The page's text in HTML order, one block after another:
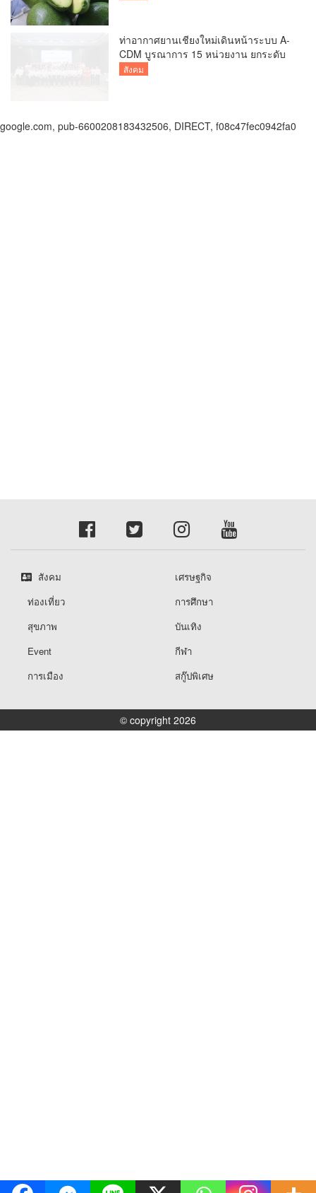
ท่าอากาศยานเชียงใหม่เดินหน้าระบบ A-
CDM บูรณาการ 15 หน่วยงาน ยกระดับ
การบริหารเที่ยวบินและบริการผู้โดยสาร
สังคม
google.com, pub-6600208183432506, DIRECT, f08c47fec0942fa0
สังคม
เศรษฐกิจ
ท่องเที่ยว
การศึกษา
สุขภาพ
บันเทิง
Event
กีฬา
การเมือง
สกู๊ปพิเศษ
© copyright 2026